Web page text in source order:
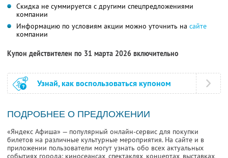
Скидка не суммируется с другими спецпредложениями
компании
Информацию по условиям акции можно уточнить на сайте
компании
Купон действителен по 31 марта 2026 включительно
Узнай, как воспользоваться купоном
ПОДРОБНЕЕ О ПРЕДЛОЖЕНИИ
«Яндекс Афиша» — популярный онлайн-сервис для покупки
билетов на различные культурные мероприятия. На сайте и в
приложении пользователи могут узнать обо всех актуальных
событиях города: киносеансах, спектаклях, концертах, выставках,